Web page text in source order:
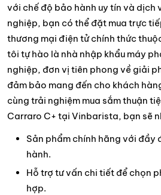
với chế độ bảo hành uy tín và dịch
nghiệp, bạn có thể đặt mua trực
thương mại điện tử chính thức
tôi tự hào là nhà nhập khẩu máy
nghiệp, đơn vị tiên phong về giải
đảm bảo mang đến cho khách
cùng trải nghiệm mua sắm thuận
Carraro C+ tại Vinbarista, bạn sẽ
Sản phẩm chính hãng với đầy
hành.
Hỗ trợ tư vấn chi tiết để chọn
hợp.